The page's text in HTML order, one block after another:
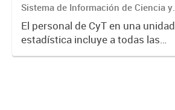
Sistema de Información de Ciencia y
Tecnología Argentino (SICYTAR)
El personal de CyT en una unidad
estadística incluye a todas las
personas involucradas